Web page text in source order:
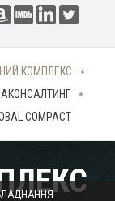
КОМПЛЕКС
COMPACT